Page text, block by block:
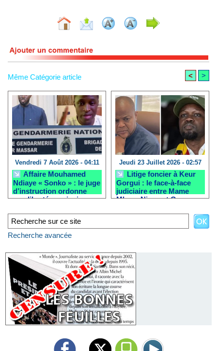
Même Catégorie article < >
Vendredi 7 Août 2026 - 04:11
Affaire Mouhamed
Ndiaye « Sonko » : le juge
d’instruction ordonne
une liberté provisoire
l’enquête
Jeudi 23 Juillet 2026 - 02:57
Litige foncier à Keur
Gorgui : le face-à-face
judiciaire entre Mame
Mbaye Niang et Ousmane
Recherche avancée